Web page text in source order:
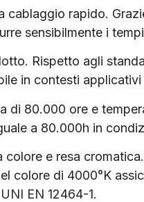
cablaggio rapido.
sensibilmente i
Rispetto agli
in contesti
di 80.000 ore e
a 80.000h in
colore e resa
colore di 4000°K
EN 12464-1.